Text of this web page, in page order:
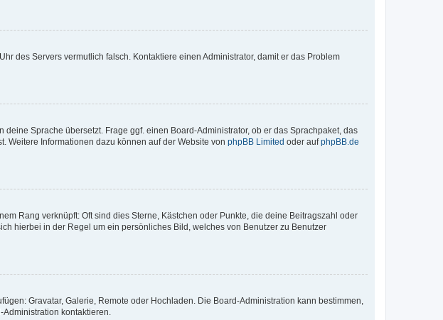
des Servers vermutlich falsch. Kontaktiere einen Administrator, damit er das Problem
Sprache übersetzt. Frage ggf. einen Board-Administrator, ob er das Sprachpaket, das
Weitere Informationen dazu können auf der Website von phpBB Limited oder aufphpBB.de
Rang verknüpft: Oft sind dies Sterne, Kästchen oder Punkte, die deine Beitragszahl oder
hierbei in der Regel um ein persönliches Bild, welches von Benutzer zu Benutzer
Gravatar, Galerie, Remote oder Hochladen. Die Board-Administration kann bestimmen,
kontaktieren.